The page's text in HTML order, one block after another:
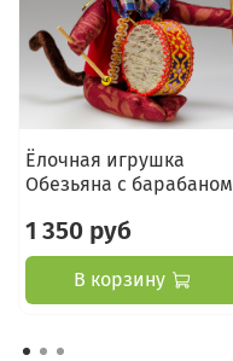
Ёлочная игрушка
Обезьяна с барабаном
1 350 руб
В корзину